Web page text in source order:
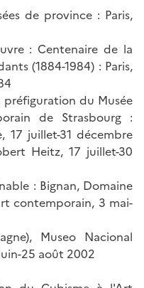
de province : Paris,
: Centenaire de la
(1884-1984) : Paris,
préfiguration du Musée
de Strasbourg :
17 juillet-31 décembre
Heitz, 17 juillet-30
: Bignan, Domaine
contemporain, 3 mai-
Museo Nacional
25 août 2002